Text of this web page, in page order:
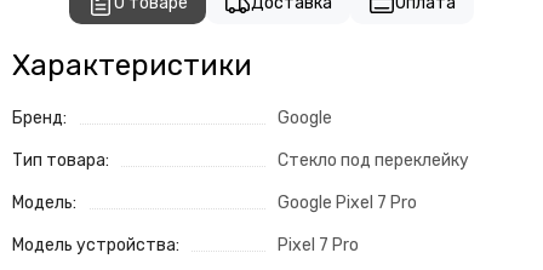
Характеристики
Бренд: Google
Тип товара: Стекло под переклейку
Модель: Google Pixel 7 Pro
Модель устройства: Pixel 7 Pro